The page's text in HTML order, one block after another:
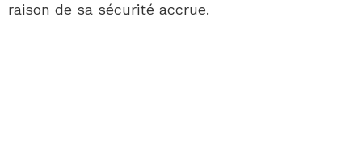
raison de sa sécurité accrue.